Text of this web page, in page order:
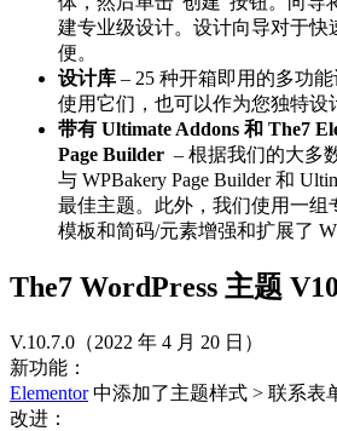
建专业级设计。设计向导对于快
便。
设计库 – 25 种开箱即用的多功
使用它们，也可以作为您独特设
带有 Ultimate Addons 和 The7
Page Builder – 根据我们的大多
与 WPBakery Page Builder 和
最佳主题。此外，我们使用一组
模板和简码/元素增强和扩展了
The7 WordPress 主题
V.10.7.0（2022 年 4 月 20 日）
新功能：
Elementor中添加了主题样式 > 联系表
改进：